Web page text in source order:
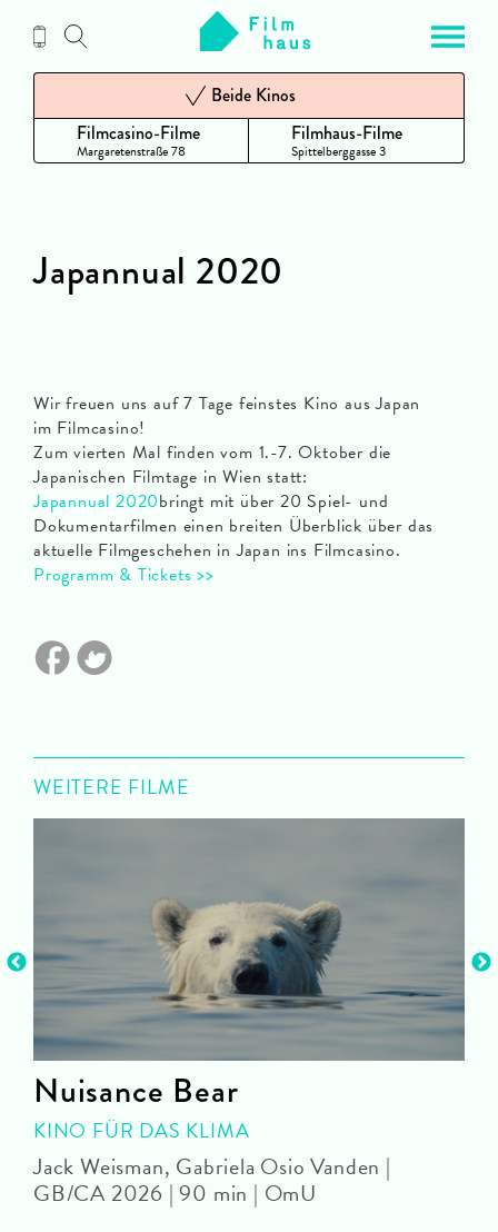
Inhalt
Filmcasino-Filme
Margaretenstraße 78
Beide Kinos
Filmhaus-Filme
Spittelberggasse 3
Wir freuen uns auf 7 Tage feinstes Kino aus Japan
im Filmcasino!
Zum vierten Mal finden vom 1.-7. Oktober die
Japanischen Filmtage in Wien statt:
Japannual 2020bringt mit über 20 Spiel- und
Dokumentarfilmen einen breiten Überblick über das
aktuelle Filmgeschehen in Japan ins Filmcasino.
Programm & Tickets >>
Japannual 2020
WEITERE FILME
Nuisance Bear
KINO FÜR DAS KLIMA
Jack Weisman, Gabriela Osio Vanden |
GB/CA 2026 | 90 min | OmU